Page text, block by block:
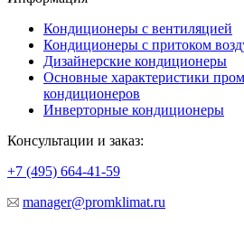
Кондиционеры с вентиляцией
Кондиционеры с притоком
Дизайнерские кондиционеры
Основные характеристики
кондиционеров
Инверторные кондиционеры
Консультации и заказ:
+7 (495) 664-41-59
manager@promklimat.ru